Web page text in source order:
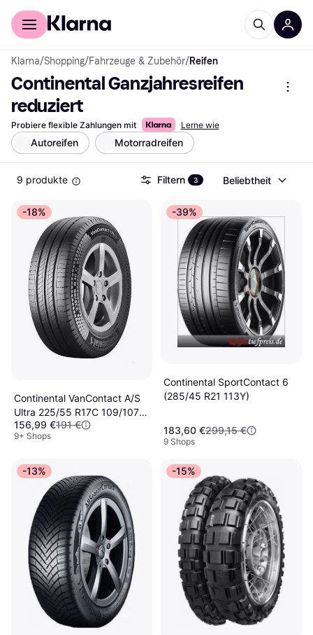
Für Shopper
Klarna/Shopping/Fahrzeuge & Zubehör/Reifen
Continental Ganzjahresreifen
reduziert
Probiere flexible Zahlungen mit Lerne wie
Autoreifen Motorradreifen
9 produkte Filtern 3 Beliebtheit
-18%
Continental VanContact A/S
Ultra 225/55 R17C 109/107H
104H
156,99 €191 €
9+ Shops
-39%
Continental SportContact 6
(285/45 R21 113Y)
183,60 €299,15 €
9 Shops
-13% -15%